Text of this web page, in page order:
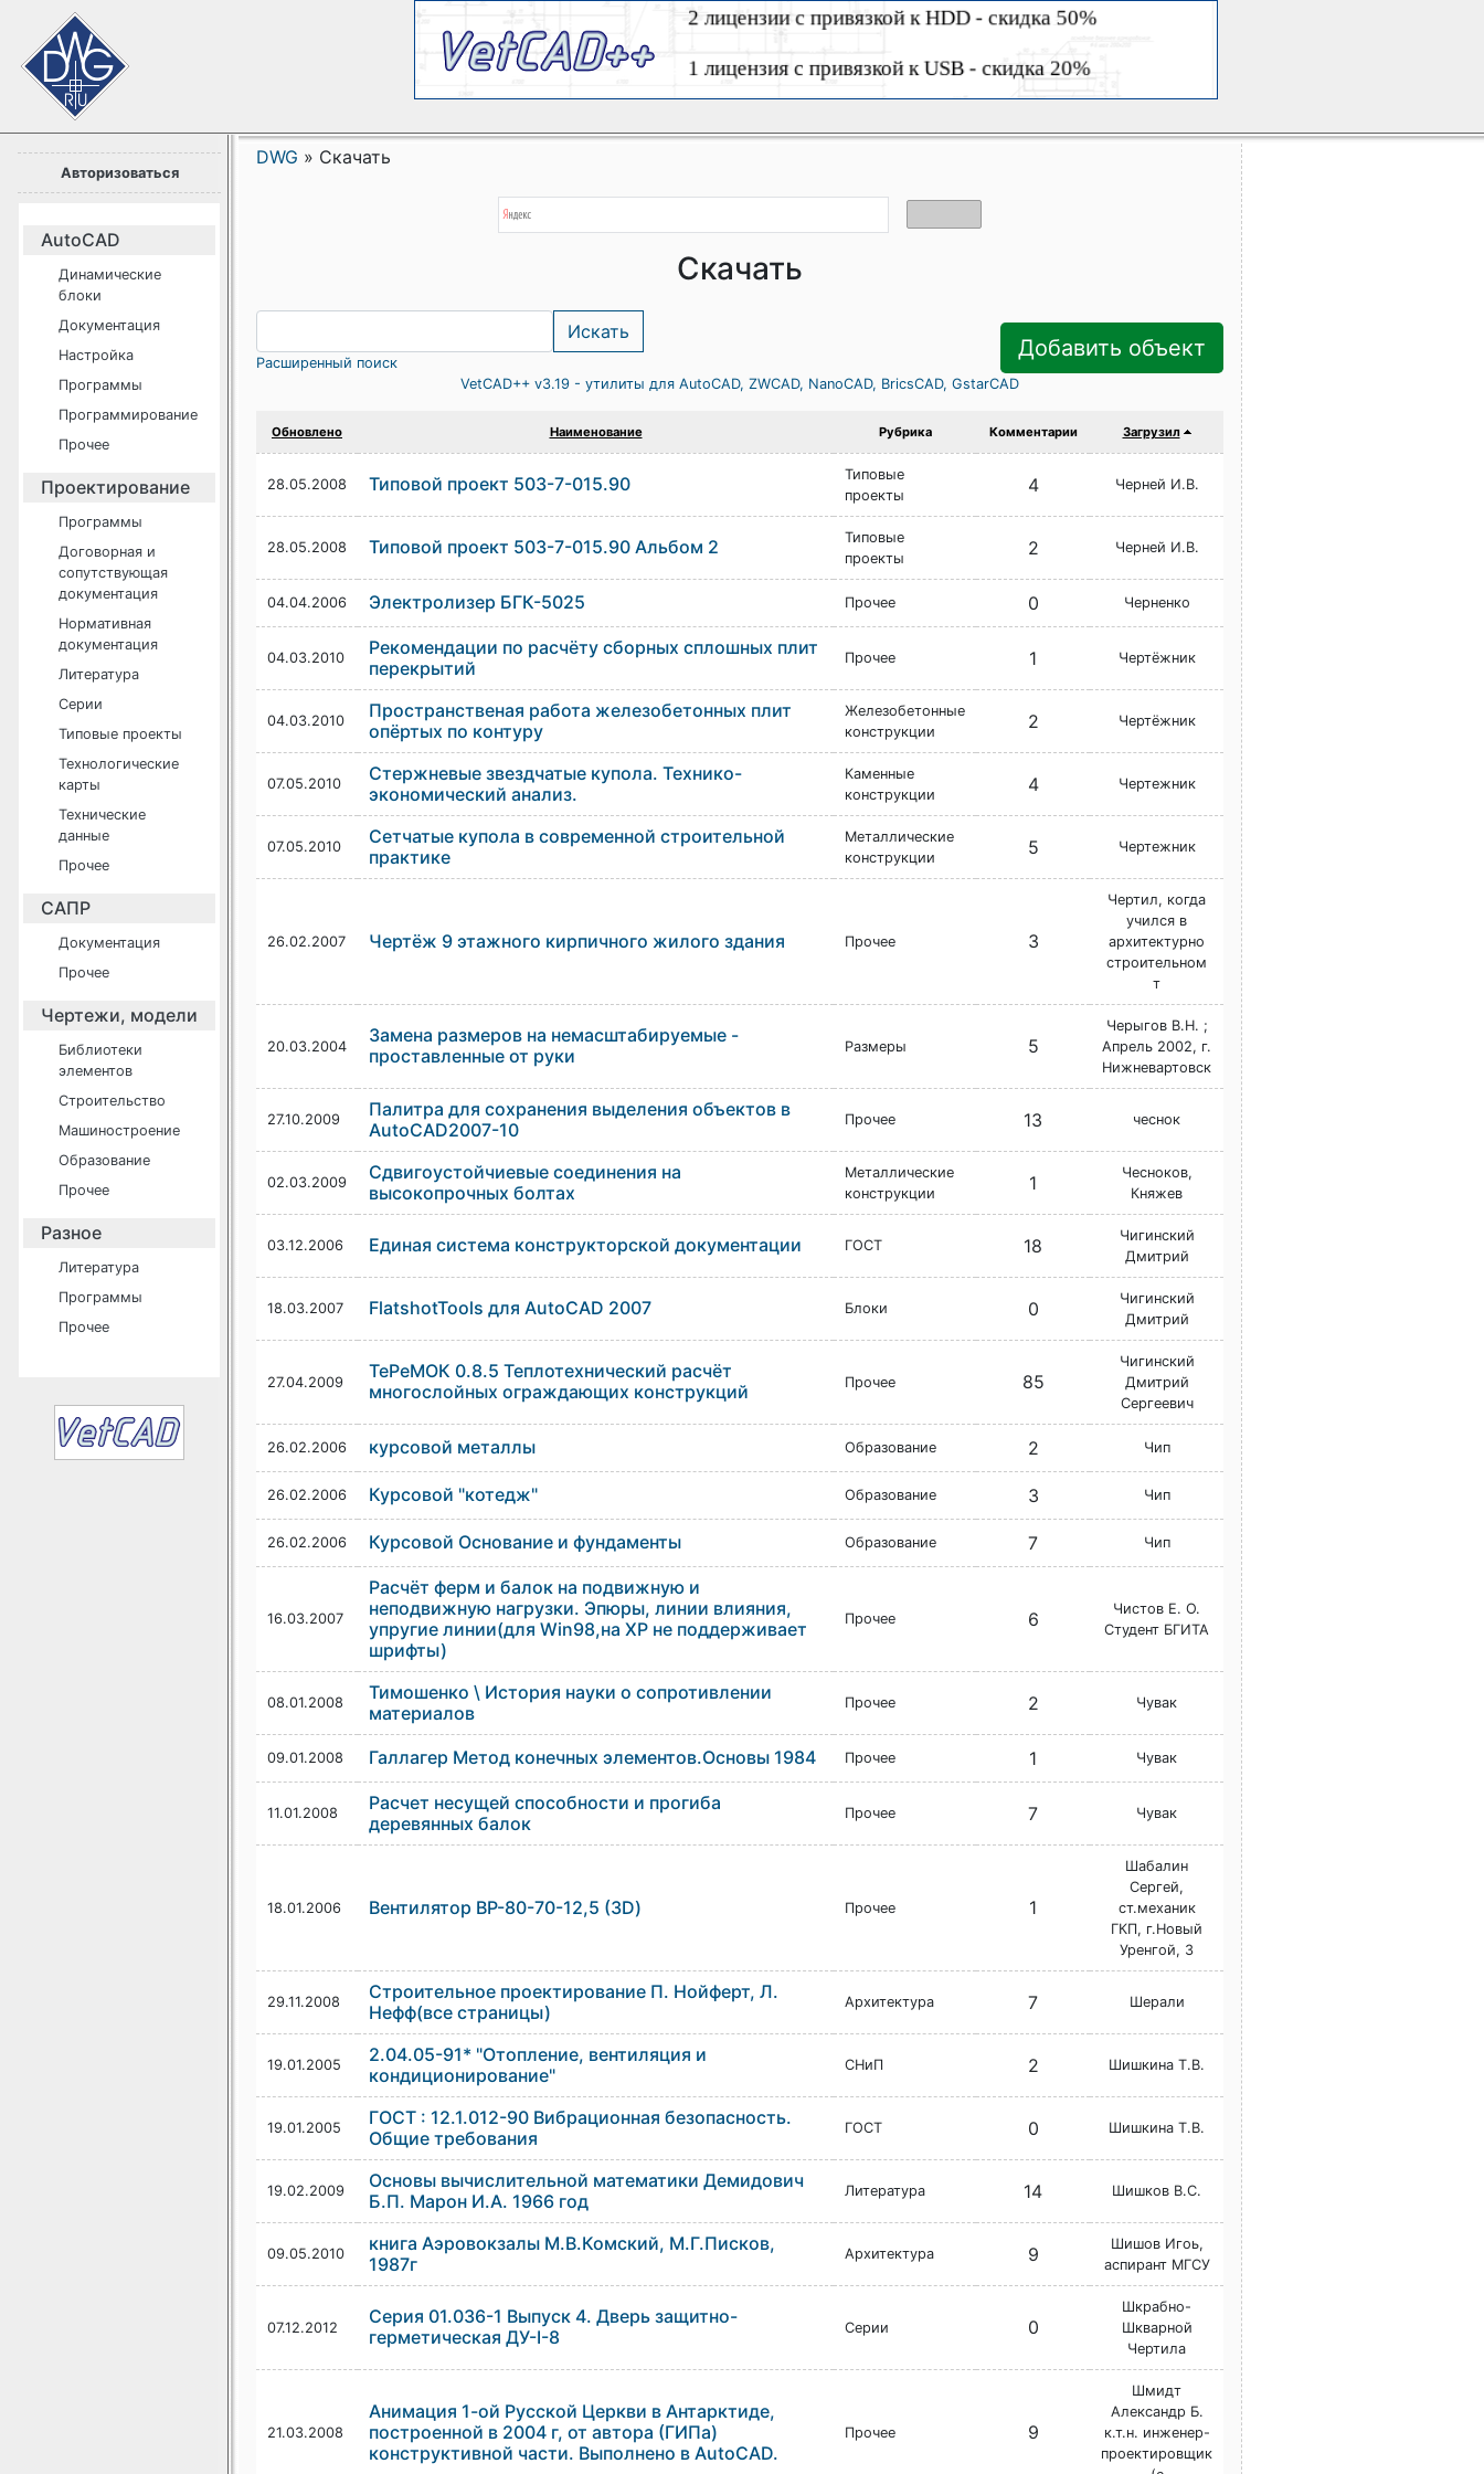
Авторизоваться
AutoCAD
Динамические
блоки
Документация
Настройка
Программы
Программирование
Прочее
Проектирование
Программы
Договорная и
сопутствующая
документация
Нормативная
документация
Литература
Серии
Типовые проекты
Технологические
карты
Технические
данные
Прочее
САПР
Документация
Прочее
Чертежи, модели
Библиотеки
элементов
Строительство
Машиностроение
Образование
Прочее
Разное
Литература
Программы
Прочее
DWG » Скачать
Скачать
Расширенный поиск
Добавить объект
VetCAD++ v3.19 - утилиты для AutoCAD, ZWCAD, NanoCAD, BricsCAD, GstarCAD
Обновлено Наименование Рубрика Комментарии Загрузил
28.05.2008 Типовой проект 503-7-015.90
Типовые
проекты
4 Черней И.В.
28.05.2008 Типовой проект 503-7-015.90 Альбом 2
Типовые
проекты
2 Черней И.В.
04.04.2006 Электролизер БГК-5025 Прочее 0 Черненко
04.03.2010
Рекомендации по расчёту сборных сплошных плит
перекрытий
Прочее 1 Чертёжник
04.03.2010
Пространственая работа железобетонных плит
опёртых по контуру
Железобетонные
конструкции
2 Чертёжник
07.05.2010
Стержневые звездчатые купола. Технико-
экономический анализ.
Каменные
конструкции
4 Чертежник
07.05.2010
Сетчатые купола в современной строительной
практике
Металлические
конструкции
5 Чертежник
26.02.2007 Чертёж 9 этажного кирпичного жилого здания Прочее 3
Чертил, когда
учился в
архитектурно
строительном
т
20.03.2004
Замена размеров на немасштабируемые -
проставленные от руки
Размеры 5
Черыгов В.Н. ;
Апрель 2002, г.
Нижневартовск
27.10.2009
Палитра для сохранения выделения объектов в
AutoCAD2007-10
Прочее 13 чеснок
02.03.2009
Сдвигоустойчиевые соединения на
высокопрочных болтах
Металлические
конструкции
1
Чесноков,
Княжев
03.12.2006 Единая система конструкторской документации ГОСТ 18
Чигинский
Дмитрий
18.03.2007 FlatshotTools для AutoCAD 2007 Блоки 0
Чигинский
Дмитрий
27.04.2009
ТеРеМОК 0.8.5 Теплотехнический расчёт
многослойных ограждающих конструкций
Прочее 85
Чигинский
Дмитрий
Сергеевич
26.02.2006 курсовой металлы Образование 2 Чип
26.02.2006 Курсовой "котедж" Образование 3 Чип
26.02.2006 Курсовой Основание и фундаменты Образование 7 Чип
16.03.2007
Расчёт ферм и балок на подвижную и
неподвижную нагрузки. Эпюры, линии влияния,
упругие линии(для Win98,на XP не поддерживает
шрифты)
Прочее 6
Чистов Е. О.
Студент БГИТА
08.01.2008
Тимошенко \ История науки о сопротивлении
материалов
Прочее 2 Чувак
09.01.2008 Галлагер Метод конечных элементов.Основы 1984 Прочее 1 Чувак
11.01.2008
Расчет несущей способности и прогиба
деревянных балок
Прочее 7 Чувак
18.01.2006 Вентилятор ВР-80-70-12,5 (3D) Прочее 1
Шабалин
Сергей,
ст.механик
ГКП, г.Новый
Уренгой, 3
29.11.2008
Строительное проектирование П. Нойферт, Л.
Нефф(все страницы)
Архитектура 7 Шерали
19.01.2005
2.04.05-91* "Отопление, вентиляция и
кондиционирование"
СНиП 2 Шишкина Т.В.
19.01.2005
ГОСТ : 12.1.012-90 Вибрационная безопасность.
Общие требования
ГОСТ 0 Шишкина Т.В.
19.02.2009
Основы вычислительной математики Демидович
Б.П. Марон И.А. 1966 год
Литература 14 Шишков В.С.
09.05.2010
книга Аэровокзалы М.В.Комский, М.Г.Писков,
1987г
Архитектура 9
Шишов Игоь,
аспирант МГСУ
07.12.2012
Серия 01.036-1 Выпуск 4. Дверь защитно-
герметическая ДУ-I-8
Серии 0
Шкрабно-
Шкварной
Чертила
21.03.2008
Анимация 1-ой Русской Церкви в Антарктиде,
построенной в 2004 г, от автора (ГИПа)
конструктивной части. Выполнено в AutoCAD.
Прочее 9
Шмидт
Александр Б.
к.т.н. инженер-
проектировщик